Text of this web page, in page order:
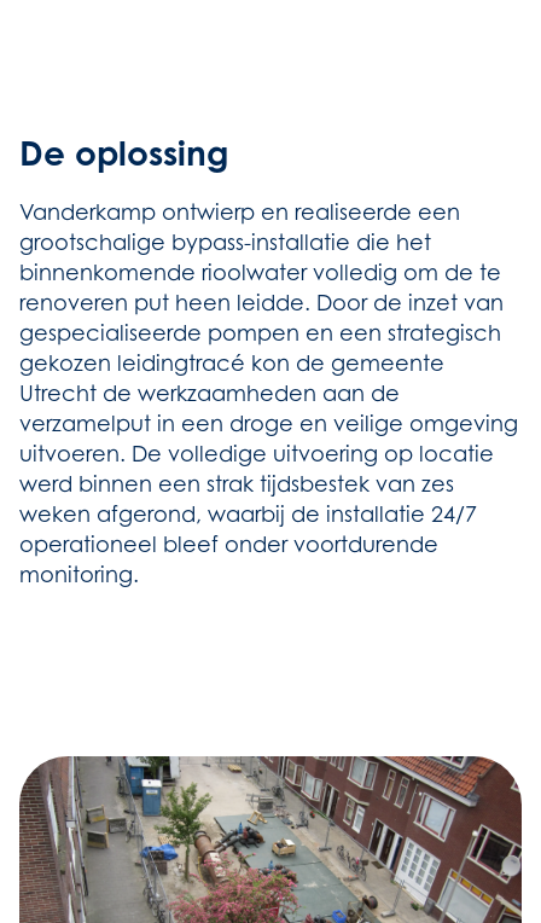
De oplossing
Vanderkamp ontwierp en realiseerde een
grootschalige bypass-installatie die het
binnenkomende rioolwater volledig om de te
renoveren put heen leidde. Door de inzet van
gespecialiseerde pompen en een strategisch
gekozen leidingtracé kon de gemeente
Utrecht de werkzaamheden aan de
verzamelput in een droge en veilige omgeving
uitvoeren. De volledige uitvoering op locatie
werd binnen een strak tijdsbestek van zes
weken afgerond, waarbij de installatie 24/7
operationeel bleef onder voortdurende
monitoring.